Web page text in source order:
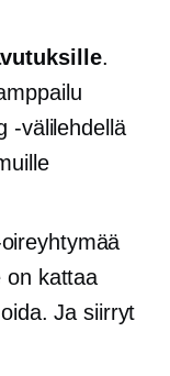
.
-välilehdellä
on kattaa
Ja siirryt